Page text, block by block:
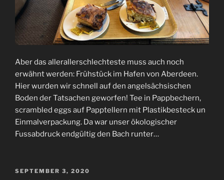
Aber das allerallerschlechteste muss auch noch
erwähnt werden: Frühstück im Hafen von Aberdeen.
Hier wurden wir schnell auf den angelsächsischen
Boden der Tatsachen geworfen! Tee in Pappbechern,
scrambled eggs auf Papptellern mit Plastikbesteck un
Einmalverpackung. Da war unser ökologischer
Fussabdruck endgültig den Bach runter…
VERÖFFENTLICHT
SEPTEMBER 3, 2020